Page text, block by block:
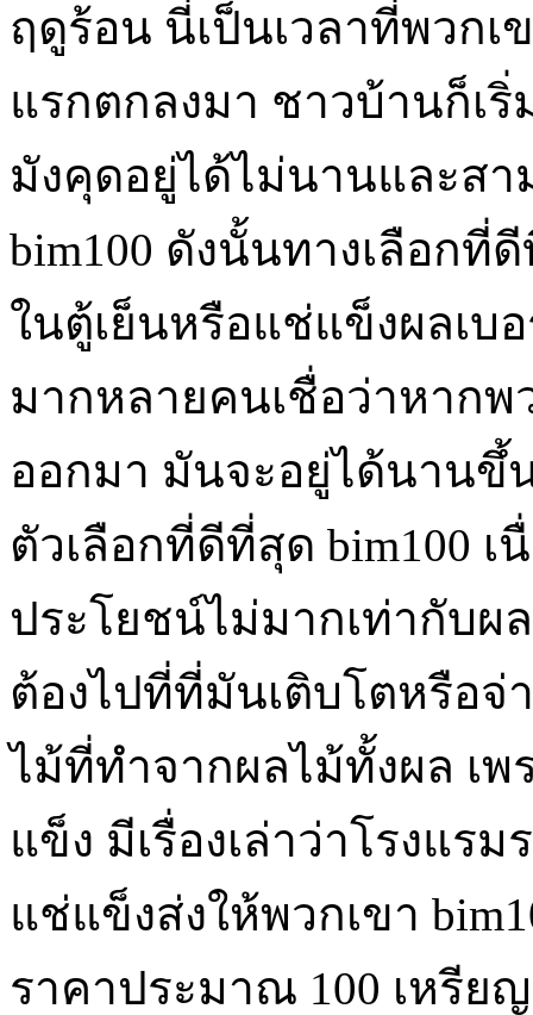
ฤดูร้อน นี่เป็นเวลาที่พวก
แรกตกลงมา ชาวบ้านก็เริ่
มังคุดอยู่ได้ไม่นานและสา
bim100 ดังนั้นทางเลือกที่
ในตู้เย็นหรือแช่แข็งผลเบ
มากหลายคนเชื่อว่าหากพ
ออกมา มันจะอยู่ได้นานขึ้
ตัวเลือกที่ดีที่สุด bim100 เ
ประโยชน์ไม่มากเท่ากับ
ต้องไปที่ที่มันเติบโตหรือ
ไม้ที่ทำจากผลไม้ทั้งผล เ
แข็ง มีเรื่องเล่าว่าโรงแร
แช่แข็งส่งให้พวกเขา
ราคาประมาณ 100 เหรี